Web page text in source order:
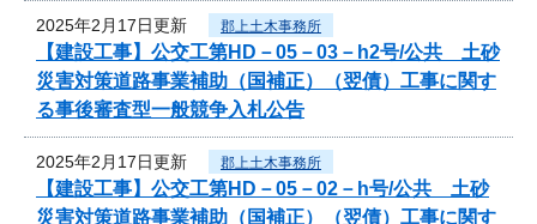
2025年2月17日更新 郡上土木事務所
【建設工事】公交工第HD－05－03－h2号/公共 土砂
災害対策道路事業補助（国補正）（翌債）工事に関す
る事後審査型一般競争入札公告
2025年2月17日更新 郡上土木事務所
【建設工事】公交工第HD－05－02－h号/公共 土砂
災害対策道路事業補助（国補正）（翌債）工事に関す